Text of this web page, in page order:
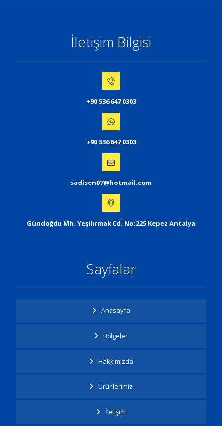
İletişim Bilgisi
+90 536 647 0303
+90 536 647 0303
sadisen07@hotmail.com
Gündoğdu Mh. Yeşilırmak Cd. No:225 Kepez Antalya
Sayfalar
Anasayfa
Bölgeler
Hakkımızda
Ürünlerimiz
İletişim